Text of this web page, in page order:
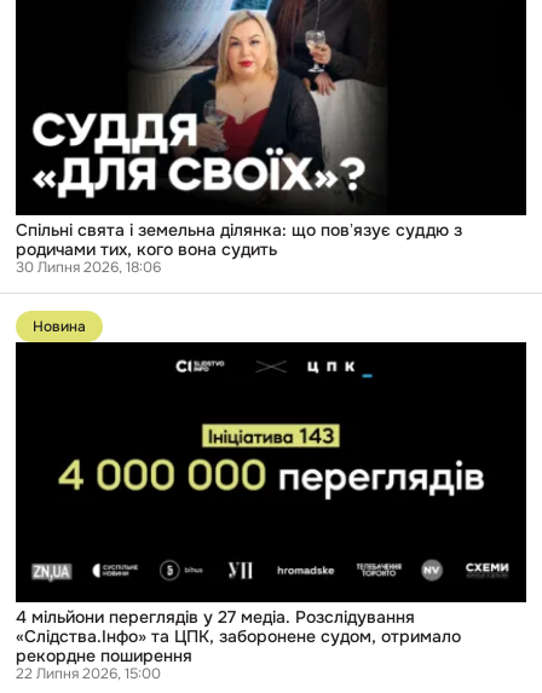
родичами
тих,
вона
судить
Спільні свята і земельна ділянка: що повʼязує суддю з
родичами тих, кого вона судить
30 Липня 2026, 18:06
Перейти
до
публікації
Розслідування
«Слідства.Інфо»
судом,
рекордне
поширення
Новина
4 мільйони переглядів у 27 медіа. Розслідування
«Слідства.Інфо» та ЦПК, заборонене судом, отримало
рекордне поширення
22 Липня 2026, 15:00